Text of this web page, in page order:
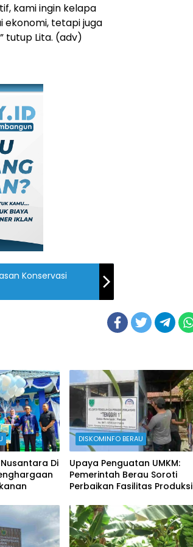
kami ingin kelapa
ekonomi, tetapi juga
tutup Lita. (adv)
Konservasi
Di
DISKOMINFO BERAU
Upaya Penguatan UMKM:
Pemerintah Berau Soroti
Perbaikan Fasilitas Produksi